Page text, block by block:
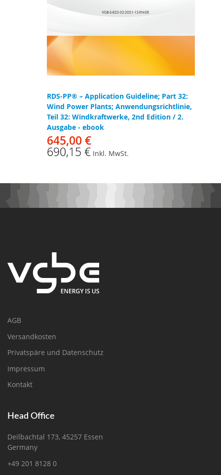
RDS-PP® – Application Guideline; Part 32:
Wind Power Plants; Anwendungsrichtlinie,
Teil 32: Windkraftwerke, 2nd Edition / 2.
Ausgabe - ebook
645,00 €
690,15 € Inkl. MwSt.
AGB
Versandkosten
Privatspäre und Datenschutz
Impressum
Kontakt
Head Office
Deilbachtal 173, 45257 Essen
Germany
+49 201 8128 0